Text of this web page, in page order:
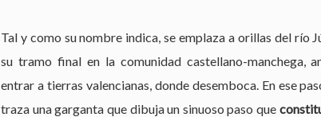
Tal y como su nombre indica, se emplaza a orillas del río
su tramo final en la comunidad castellano-manchega,
entrar a tierras valencianas, donde desemboca. En ese
traza una garganta que dibuja un sinuoso paso que